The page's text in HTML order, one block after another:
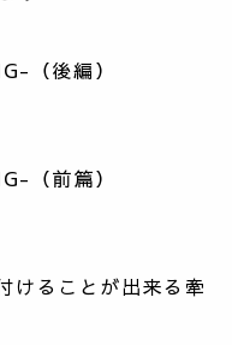
（後編）
（前篇）
けることが出来る牽